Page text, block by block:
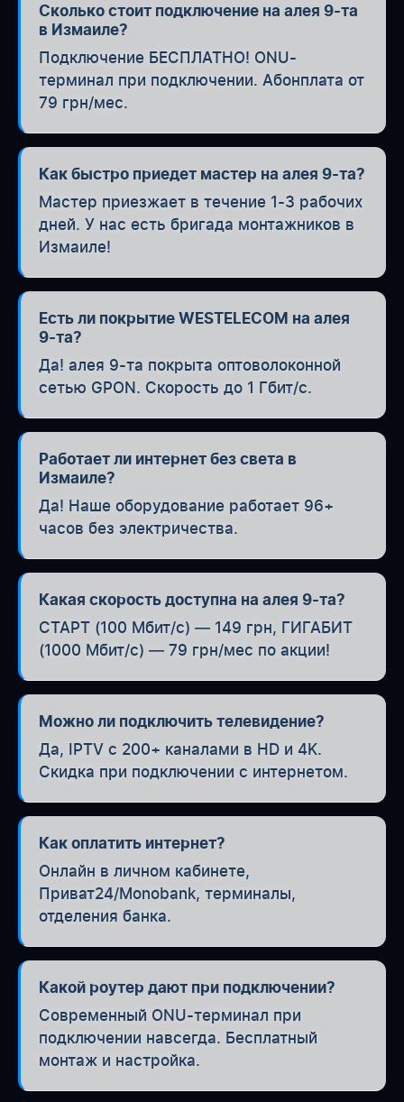
Сколько стоит подключение на алея 9-та
в Измаиле?
Подключение БЕСПЛАТНО! ONU-
терминал при подключении. Абонплата от
79 грн/мес.
Как быстро приедет мастер на алея 9-та?
Мастер приезжает в течение 1-3 рабочих
дней. У нас есть бригада монтажников в
Измаиле!
Есть ли покрытие WESTELECOM на алея
9-та?
Да! алея 9-та покрыта оптоволоконной
сетью GPON. Скорость до 1 Гбит/с.
Работает ли интернет без света в
Измаиле?
Да! Наше оборудование работает 96+
часов без электричества.
Какая скорость доступна на алея 9-та?
СТАРТ (100 Мбит/с) — 149 грн, ГИГАБИТ
(1000 Мбит/с) — 79 грн/мес по акции!
Можно ли подключить телевидение?
Да, IPTV с 200+ каналами в HD и 4K.
Скидка при подключении с интернетом.
Как оплатить интернет?
Онлайн в личном кабинете,
Приват24/Monobank, терминалы,
отделения банка.
Какой роутер дают при подключении?
Современный ONU-терминал при
подключении навсегда. Бесплатный
монтаж и настройка.